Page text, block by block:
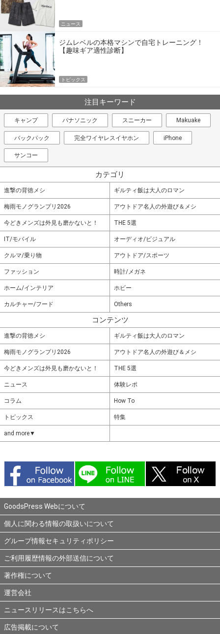
ニュース
ジムレベルの本格マシンで自宅トレーニング！
【趣味ギア適性診断】
トピックス
注目キーワード
キャンプ パナソニック スニーカー Makuake
バックパック 完全ワイヤレスイヤホン iPhone
サンコー
カテゴリ
進撃の背徳メシ ギルティ飯は大人のロマン
梅雨モノグランプリ2026 アウトドア名人の外遊び＆メシ
今どきメンズは外見も磨かないと！ THE 5選
IT/モバイル オーディオ/ビジュアル
クルマ/乗り物 アウトドア/スポーツ
ファッション 時計/メガネ
ホーム/インテリア ホビー
カルチャー/フード Others
コンテンツ
進撃の背徳メシ ギルティ飯は大人のロマン
梅雨モノグランプリ2026 アウトドア名人の外遊び＆メシ
今どきメンズは外見も磨かないと！ THE 5選
ニュース 体験レポ
コラム How To
トピックス 特集
and more▼
GoodsPress Webについて
個人に関わる情報の取扱いについて
グループ情報セキュリティポリシー
ご利用履歴情報の外部送信について
著作権について
運営会社
ニュースリリースはこちらへ
広告掲載について